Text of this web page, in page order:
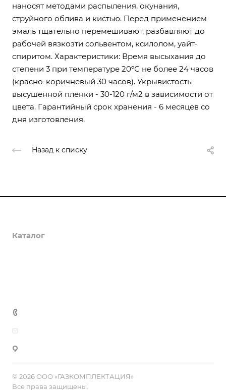
наносят методами распыления, окунания,
струйного облива и кистью. Перед применением
эмаль тщательно перемешивают, разбавляют до
рабочей вязкозти сольвентом, ксилолом, уайт-
спиритом. Характеристики: Время высыхания до
степени 3 при температуре 20ºС не более 24 часов
(красно-коричневый 30 часов). Укрывистость
высушенной пленки - 30-120 г/м2 в зависимости от
цвета. Гарантийный срок хранения - 6 месяцев со
дня изготовления.
Назад к списку
Каталог
© 2026 ООО «ГАЗКОМПЛЕКТАЦИЯ»
Все права защищены.